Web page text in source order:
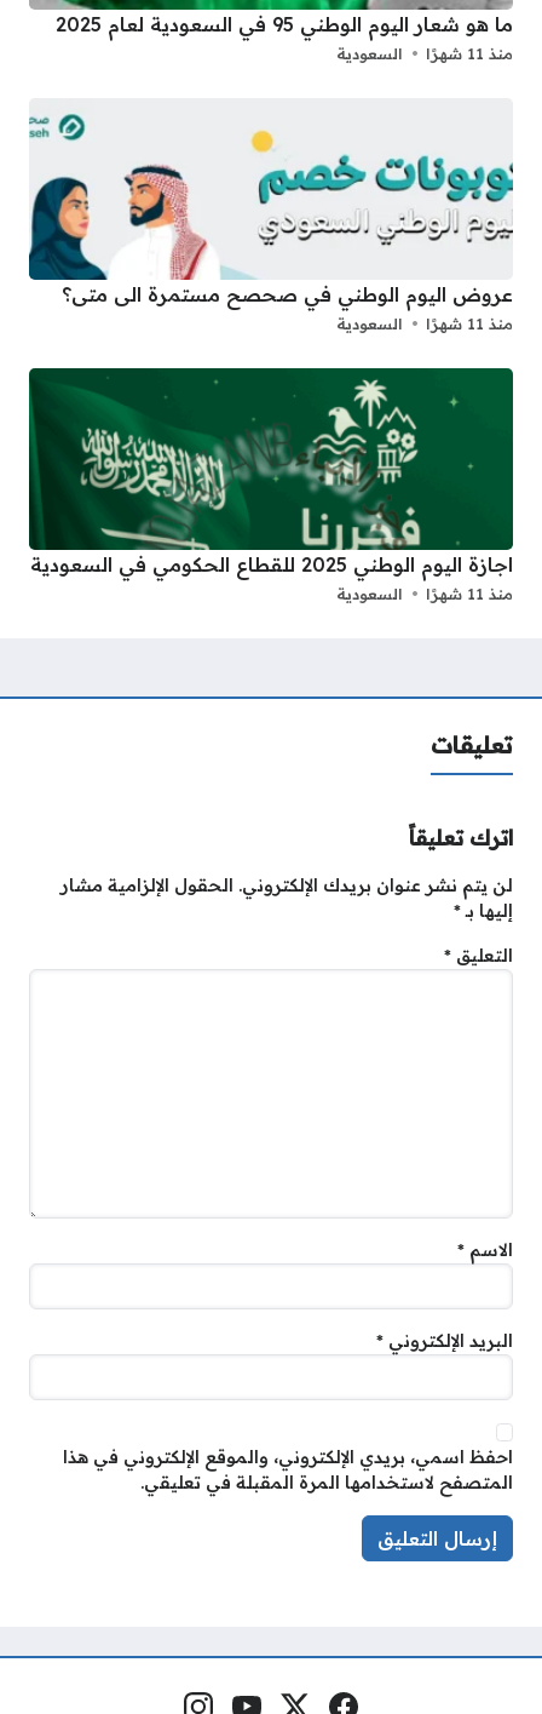
ما هو شعار اليوم الوطني 95 في السعودية لعام 2025
منذ 11 شهرًا السعودية
عروض اليوم الوطني في صحصح مستمرة الى متى؟
منذ 11 شهرًا السعودية
اجازة اليوم الوطني 2025 للقطاع الحكومي في السعودية
منذ 11 شهرًا السعودية
تعليقات
اترك تعليقاً
لن يتم نشر عنوان بريدك الإلكتروني. الحقول الإلزامية مشار
إليها بـ*
التعليق *
الاسم *
البريد الإلكتروني *
احفظ اسمي، بريدي الإلكتروني، والموقع الإلكتروني في هذا
المتصفح لاستخدامها المرة المقبلة في تعليقي.